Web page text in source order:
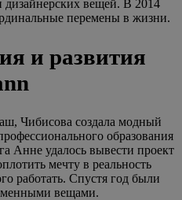
вещей. В 2014
перемены в жизни.
и развития
Чибисова создала модный
образования
Анне удалось вывести проект
мечту в реальность
работать. Спустя год были
вещами.